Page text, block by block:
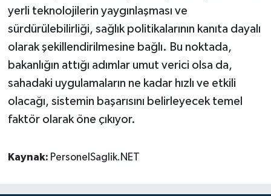
yerli teknolojilerin yaygınlaşması ve
sürdürülebilirliği, sağlık politikalarının kanıta dayalı
olarak şekillendirilmesine bağlı. Bu noktada,
bakanlığın attığı adımlar umut verici olsa da,
sahadaki uygulamaların ne kadar hızlı ve etkili
olacağı, sistemin başarısını belirleyecek temel
faktör olarak öne çıkıyor.
Kaynak: PersonelSaglik.NET